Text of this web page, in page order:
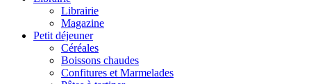
Librairie
Magazine
Petit déjeuner
Céréales
Boissons chaudes
Confitures et Marmelades